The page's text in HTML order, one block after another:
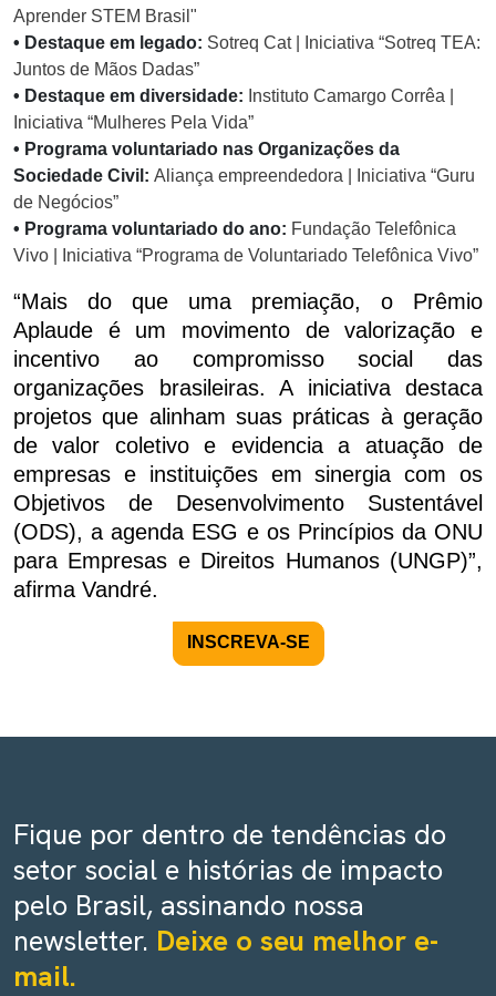
Aprender STEM Brasil"
• Destaque em legado: Sotreq Cat | Iniciativa “Sotreq TEA:
Juntos de Mãos Dadas”
• Destaque em diversidade: Instituto Camargo Corrêa |
Iniciativa “Mulheres Pela Vida”
• Programa voluntariado nas Organizações da
Sociedade Civil: Aliança empreendedora | Iniciativa “Guru
de Negócios”
• Programa voluntariado do ano: Fundação Telefônica
Vivo | Iniciativa “Programa de Voluntariado Telefônica Vivo”
“Mais do que uma premiação, o Prêmio
Aplaude é um movimento de valorização e
incentivo ao compromisso social das
organizações brasileiras. A iniciativa destaca
projetos que alinham suas práticas à geração
de valor coletivo e evidencia a atuação de
empresas e instituições em sinergia com os
Objetivos de Desenvolvimento Sustentável
(ODS), a agenda ESG e os Princípios da ONU
para Empresas e Direitos Humanos (UNGP)”,
afirma Vandré.
INSCREVA-SE
Fique por dentro de tendências do
setor social e histórias de impacto
pelo Brasil, assinando nossa
newsletter. Deixe o seu melhor e-
mail.